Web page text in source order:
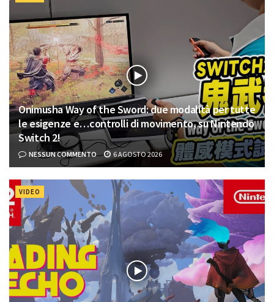
Onimusha Way of the Sword: due modalità per tutte
le esigenze e…controlli di movimento, su Nintendo
Switch 2!
NESSUN COMMENTO 6 AGOSTO 2026
VIDEO